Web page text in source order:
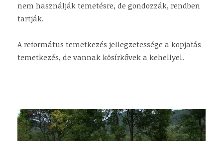
nem használják temetésre, de gondozzák, rendben
tartják.
A református temetkezés jellegzetessége a kopjafás
temetkezés, de vannak kösírkővek a kehellyel.